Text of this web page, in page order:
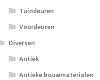
Tuindeuren
Voordeuren
Diversen
Antiek
Antieke bouwmaterialen